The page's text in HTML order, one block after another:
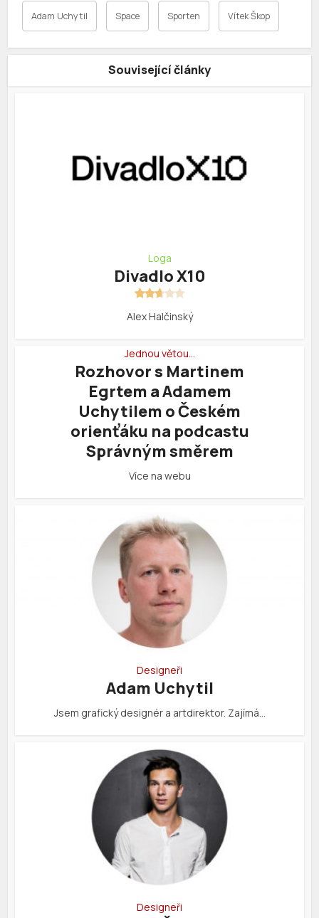
Adam Uchytil Space Sporten Vítek Škop
Související články
Loga
Divadlo X10
Alex Halčinský
Jednou větou…
Rozhovor s Martinem
Egrtem a Adamem
Uchytilem o Českém
orienťáku na podcastu
Správným směrem
Více na webu
Designeři
Adam Uchytil
Jsem grafický designér a artdirektor. Zajímá…
Designeři